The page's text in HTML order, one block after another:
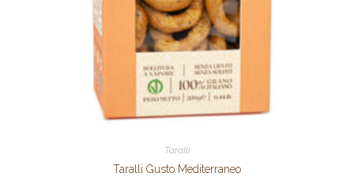
Taralli
Taralli Gusto Mediterraneo